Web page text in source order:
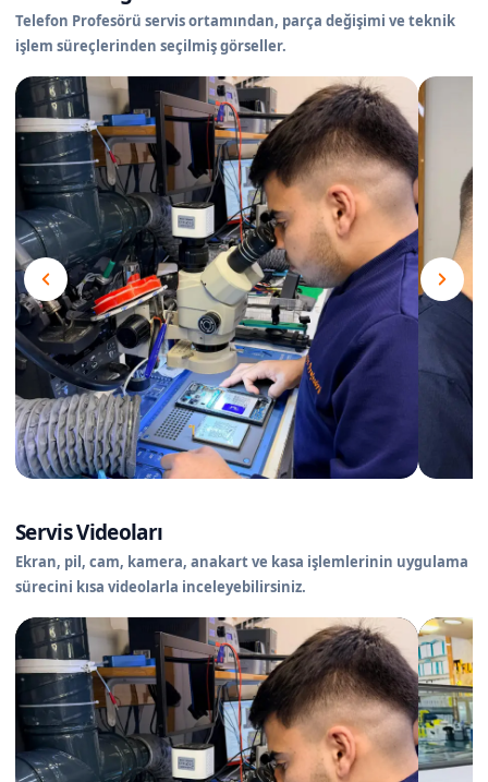
Telefon Profesörü servis ortamından, parça değişimi ve teknik
işlem süreçlerinden seçilmiş görseller.
Servis Videoları
Ekran, pil, cam, kamera, anakart ve kasa işlemlerinin uygulama
sürecini kısa videolarla inceleyebilirsiniz.